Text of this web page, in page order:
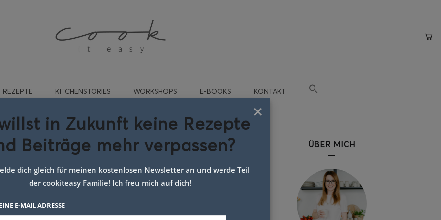
REZEPTE KITCHENSTORIES WORKSHOPS E-BOOKS KONTAKT
Espresso Momente ÜBER MICH
×
in Zukunft keine Rezepte
Beiträge mehr verpassen?
dich gleich für meinen kostenlosen Newsletter an und werde Teil
der cookiteasy Familie! Ich freu mich auf dich!
E-MAIL ADRESSE